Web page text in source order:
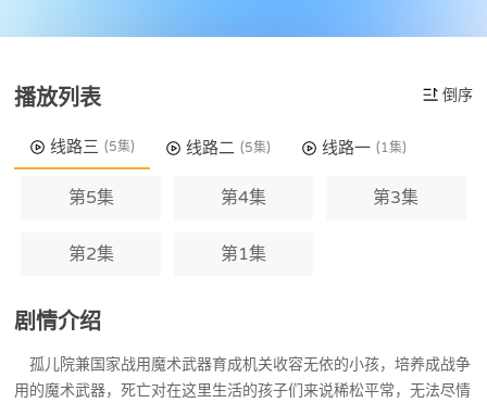
遇。 晚上她遇到一个满身血迹的少女——
人的邂逅，令席娜的心慢慢产生变化。
播放列表 倒序
线路三 (5集) 线路二 (5集) 线路一 (1集)
第5集 第4集 第3集
第2集 第1集
剧情介绍
孤儿院兼国家战用魔术武器育成机关收容无依的小孩，培养成战争
用的魔术武器，死亡对在这里生活的孩子们来说稀松平常，无法尽情